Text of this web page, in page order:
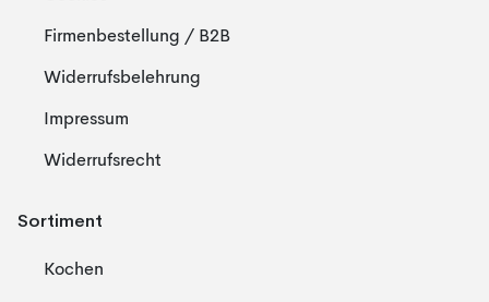
Firmenbestellung / B2B
Widerrufsbelehrung
Impressum
Widerrufsrecht
Sortiment
Kochen